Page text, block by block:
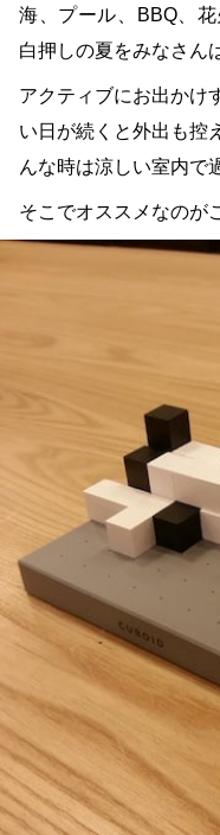
海、プール、BBQ、
白押しの夏をみなさん
アクティブにお出かけ
い日が続くと外出も
んな時は涼しい室内で
そこでオススメなのが